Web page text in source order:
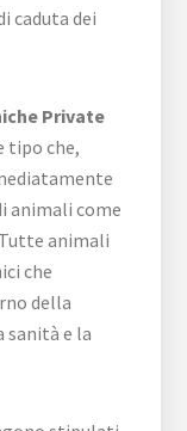
caduta dei
Private
tipo che,
animali come
animali
che
della
sanità e la